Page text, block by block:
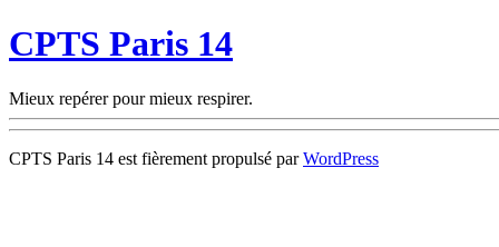
CPTS Paris 14
Mieux repérer pour mieux respirer.
CPTS Paris 14 est fièrement propulsé parWordPress